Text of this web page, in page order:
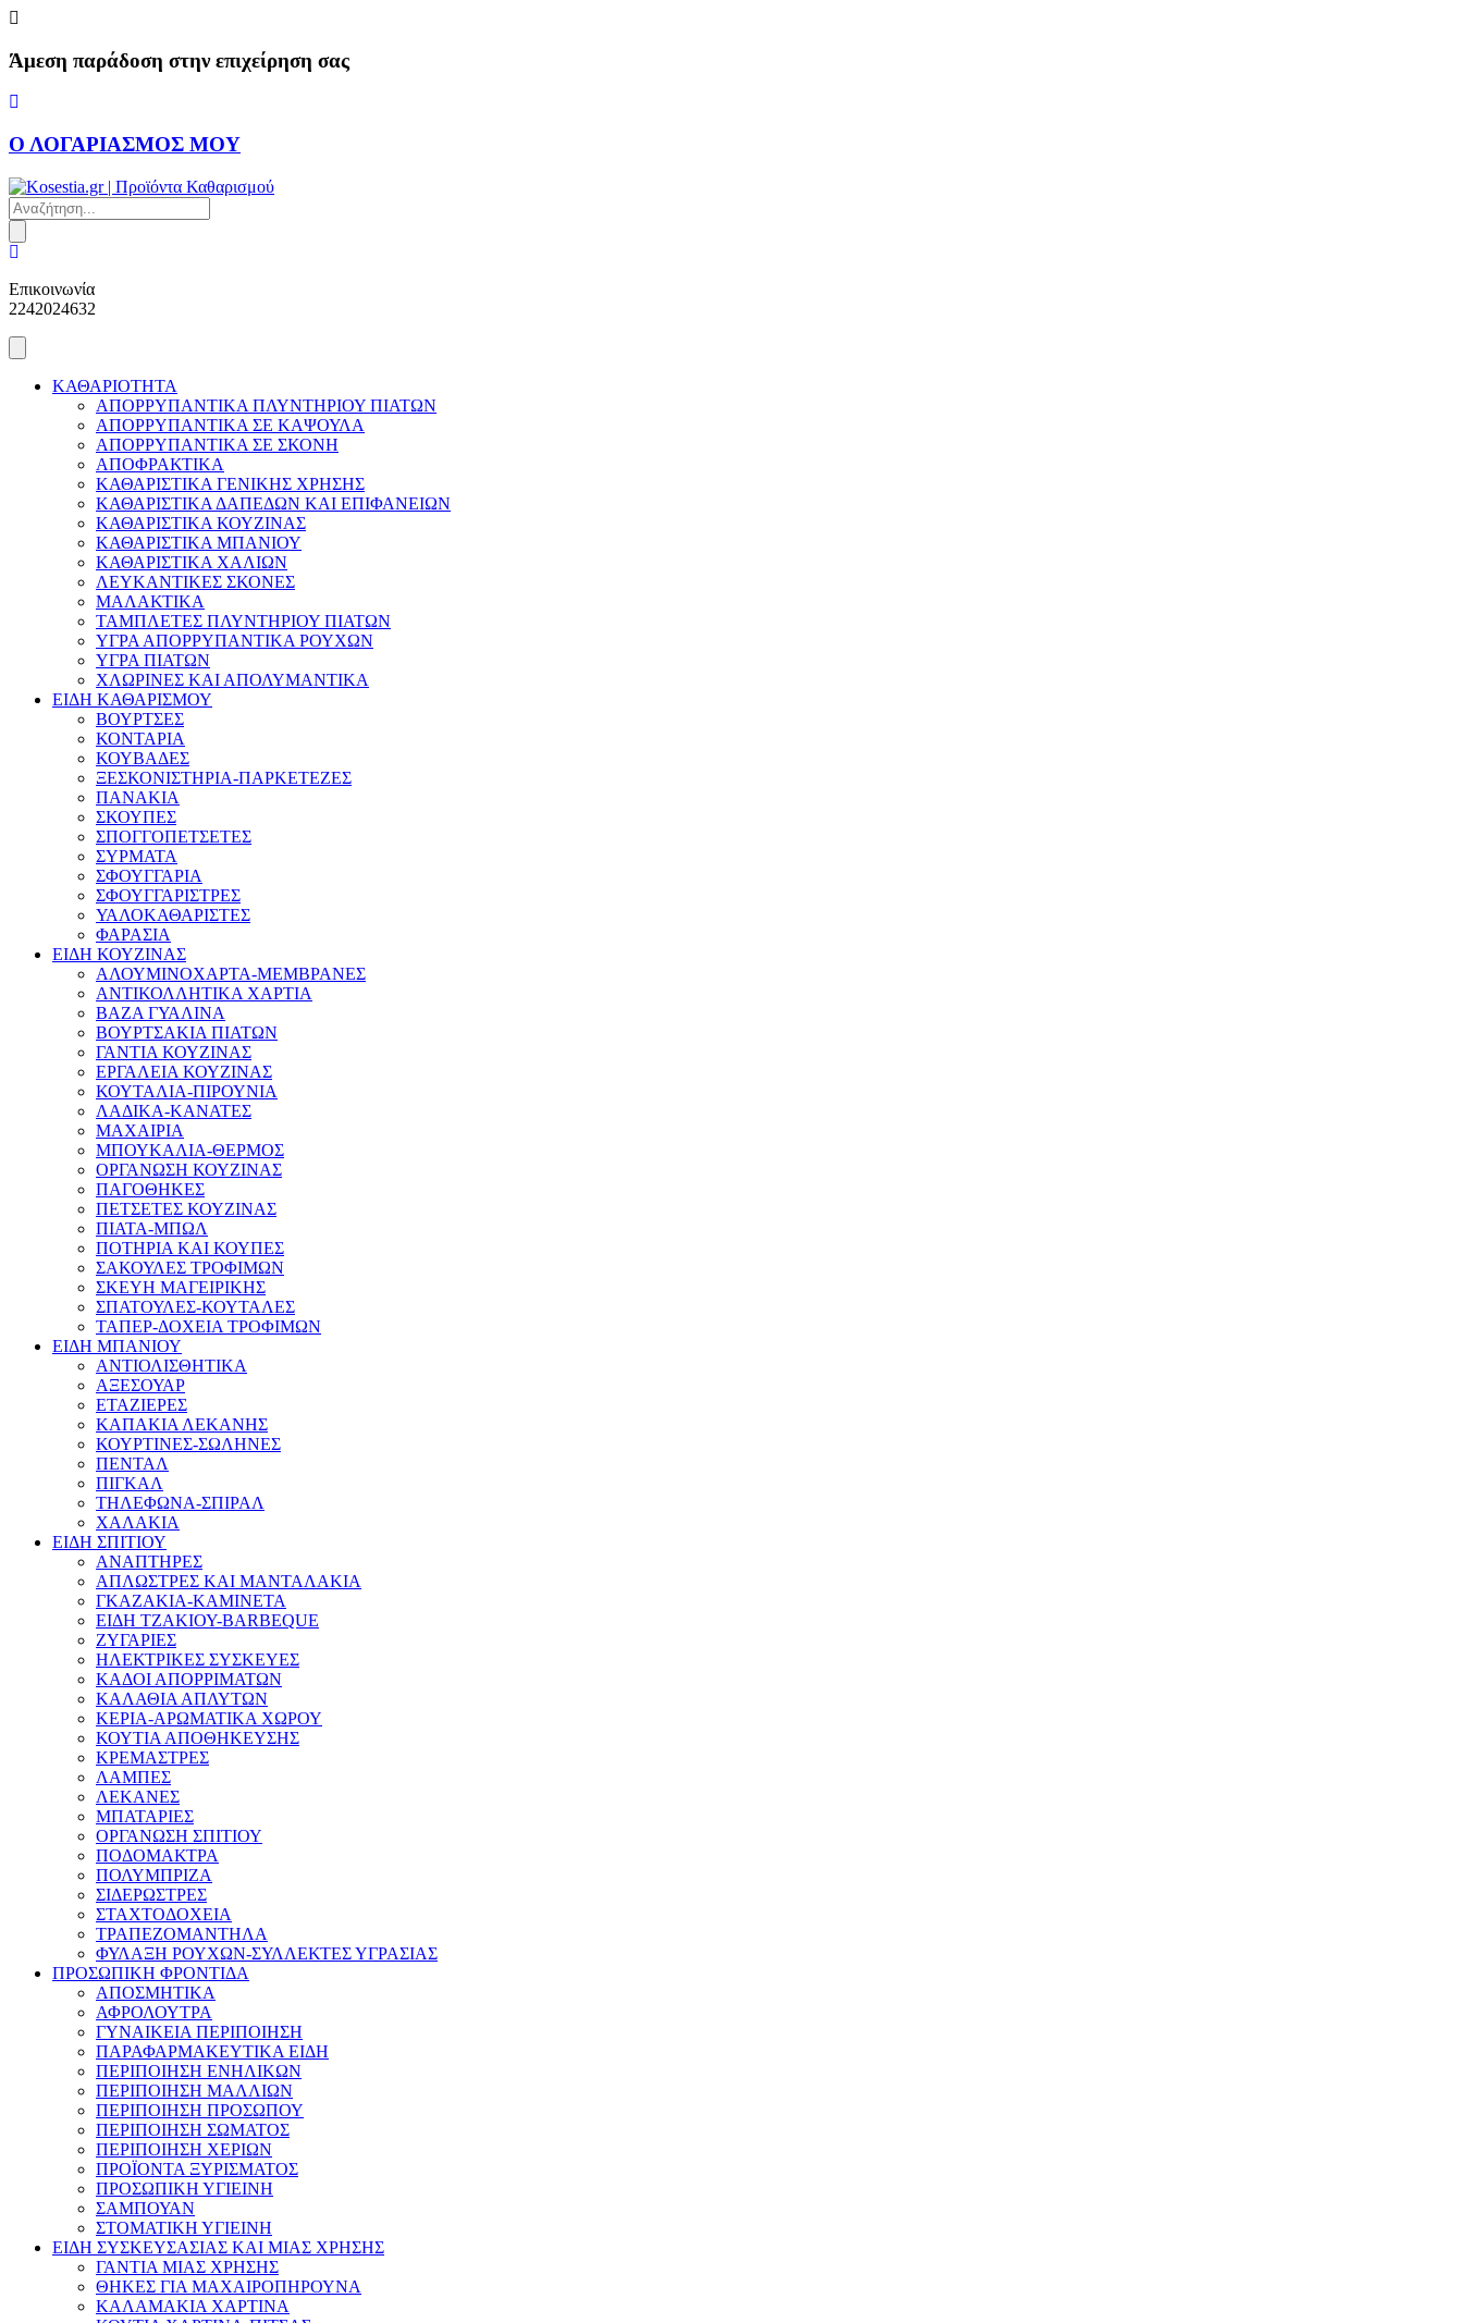
Skip
content
Άμεση παράδοση στην επιχείρηση σας
Ο ΛΟΓΑΡΙΑΣΜΟΣ ΜΟΥ
Products
search
Επικοινωνία
2242024632
ΚΑΘΑΡΙΟΤΗΤΑ
ΑΠΟΡΡΥΠΑΝΤΙΚΑ ΠΛΥΝΤΗΡΙΟΥ ΠΙΑΤΩΝ
ΑΠΟΡΡΥΠΑΝΤΙΚΑ ΣΕ ΚΑΨΟΥΛΑ
ΑΠΟΡΡΥΠΑΝΤΙΚΑ ΣΕ ΣΚΟΝΗ
ΑΠΟΦΡΑΚΤΙΚΑ
ΚΑΘΑΡΙΣΤΙΚΑ ΓΕΝΙΚΗΣ ΧΡΗΣΗΣ
ΚΑΘΑΡΙΣΤΙΚΑ ΔΑΠΕΔΩΝ ΚΑΙ ΕΠΙΦΑΝΕΙΩΝ
ΚΑΘΑΡΙΣΤΙΚΑ ΚΟΥΖΙΝΑΣ
ΚΑΘΑΡΙΣΤΙΚΑ ΜΠΑΝΙΟΥ
ΚΑΘΑΡΙΣΤΙΚΑ ΧΑΛΙΩΝ
ΛΕΥΚΑΝΤΙΚΕΣ ΣΚΟΝΕΣ
ΜΑΛΑΚΤΙΚΑ
ΤΑΜΠΛΕΤΕΣ ΠΛΥΝΤΗΡΙΟΥ ΠΙΑΤΩΝ
ΥΓΡΑ ΑΠΟΡΡΥΠΑΝΤΙΚΑ ΡΟΥΧΩΝ
ΥΓΡΑ ΠΙΑΤΩΝ
ΧΛΩΡΙΝΕΣ ΚΑΙ ΑΠΟΛΥΜΑΝΤΙΚΑ
ΕΙΔΗ ΚΑΘΑΡΙΣΜΟΥ
ΒΟΥΡΤΣΕΣ
ΚΟΝΤΑΡΙΑ
ΚΟΥΒΑΔΕΣ
ΞΕΣΚΟΝΙΣΤΗΡΙΑ-ΠΑΡΚΕΤΕΖΕΣ
ΠΑΝΑΚΙΑ
ΣΚΟΥΠΕΣ
ΣΠΟΓΓΟΠΕΤΣΕΤΕΣ
ΣΥΡΜΑΤΑ
ΣΦΟΥΓΓΑΡΙΑ
ΣΦΟΥΓΓΑΡΙΣΤΡΕΣ
ΥΑΛΟΚΑΘΑΡΙΣΤΕΣ
ΦΑΡΑΣΙΑ
ΕΙΔΗ ΚΟΥΖΙΝΑΣ
ΑΛΟΥΜΙΝΟΧΑΡΤΑ-ΜΕΜΒΡΑΝΕΣ
ΑΝΤΙΚΟΛΛΗΤΙΚΑ ΧΑΡΤΙΑ
ΒΑΖΑ ΓΥΑΛΙΝΑ
ΒΟΥΡΤΣΑΚΙΑ ΠΙΑΤΩΝ
ΓΑΝΤΙΑ ΚΟΥΖΙΝΑΣ
ΕΡΓΑΛΕΙΑ ΚΟΥΖΙΝΑΣ
ΚΟΥΤΑΛΙΑ-ΠΙΡΟΥΝΙΑ
ΛΑΔΙΚΑ-ΚΑΝΑΤΕΣ
ΜΑΧΑΙΡΙΑ
ΜΠΟΥΚΑΛΙΑ-ΘΕΡΜΟΣ
ΟΡΓΑΝΩΣΗ ΚΟΥΖΙΝΑΣ
ΠΑΓΟΘΗΚΕΣ
ΠΕΤΣΕΤΕΣ ΚΟΥΖΙΝΑΣ
ΠΙΑΤΑ-ΜΠΩΛ
ΠΟΤΗΡΙΑ ΚΑΙ ΚΟΥΠΕΣ
ΣΑΚΟΥΛΕΣ ΤΡΟΦΙΜΩΝ
ΣΚΕΥΗ ΜΑΓΕΙΡΙΚΗΣ
ΣΠΑΤΟΥΛΕΣ-ΚΟΥΤΑΛΕΣ
ΤΑΠΕΡ-ΔΟΧΕΙΑ ΤΡΟΦΙΜΩΝ
ΕΙΔΗ ΜΠΑΝΙΟΥ
ΑΝΤΙΟΛΙΣΘΗΤΙΚΑ
ΑΞΕΣΟΥΑΡ
ΕΤΑΖΙΕΡΕΣ
ΚΑΠΑΚΙΑ ΛΕΚΑΝΗΣ
ΚΟΥΡΤΙΝΕΣ-ΣΩΛΗΝΕΣ
ΠΕΝΤΑΛ
ΠΙΓΚΑΛ
ΤΗΛΕΦΩΝΑ-ΣΠΙΡΑΛ
ΧΑΛΑΚΙΑ
ΕΙΔΗ ΣΠΙΤΙΟΥ
ΑΝΑΠΤΗΡΕΣ
ΑΠΛΩΣΤΡΕΣ ΚΑΙ ΜΑΝΤΑΛΑΚΙΑ
ΓΚΑΖΑΚΙΑ-ΚΑΜΙΝΕΤΑ
ΕΙΔΗ ΤΖΑΚΙΟΥ-BARBEQUE
ΖΥΓΑΡΙΕΣ
ΗΛΕΚΤΡΙΚΕΣ ΣΥΣΚΕΥΕΣ
ΚΑΔΟΙ ΑΠΟΡΡΙΜΑΤΩΝ
ΚΑΛΑΘΙΑ ΑΠΛΥΤΩΝ
ΚΕΡΙΑ-ΑΡΩΜΑΤΙΚΑ ΧΩΡΟΥ
ΚΟΥΤΙΑ ΑΠΟΘΗΚΕΥΣΗΣ
ΚΡΕΜΑΣΤΡΕΣ
ΛΑΜΠΕΣ
ΛΕΚΑΝΕΣ
ΜΠΑΤΑΡΙΕΣ
ΟΡΓΑΝΩΣΗ ΣΠΙΤΙΟΥ
ΠΟΔΟΜΑΚΤΡΑ
ΠΟΛΥΜΠΡΙΖΑ
ΣΙΔΕΡΩΣΤΡΕΣ
ΣΤΑΧΤΟΔΟΧΕΙΑ
ΤΡΑΠΕΖΟΜΑΝΤΗΛΑ
ΦΥΛΑΞΗ ΡΟΥΧΩΝ-ΣΥΛΛΕΚΤΕΣ ΥΓΡΑΣΙΑΣ
ΠΡΟΣΩΠΙΚΗ ΦΡΟΝΤΙΔΑ
ΑΠΟΣΜΗΤΙΚΑ
ΑΦΡΟΛΟΥΤΡΑ
ΓΥΝΑΙΚΕΙΑ ΠΕΡΙΠΟΙΗΣΗ
ΠΑΡΑΦΑΡΜΑΚΕΥΤΙΚΑ ΕΙΔΗ
ΠΕΡΙΠΟΙΗΣΗ ΕΝΗΛΙΚΩΝ
ΠΕΡΙΠΟΙΗΣΗ ΜΑΛΛΙΩΝ
ΠΕΡΙΠΟΙΗΣΗ ΠΡΟΣΩΠΟΥ
ΠΕΡΙΠΟΙΗΣΗ ΣΩΜΑΤΟΣ
ΠΕΡΙΠΟΙΗΣΗ ΧΕΡΙΩΝ
ΠΡΟΪΟΝΤΑ ΞΥΡΙΣΜΑΤΟΣ
ΠΡΟΣΩΠΙΚΗ ΥΓΙΕΙΝΗ
ΣΑΜΠΟΥΑΝ
ΣΤΟΜΑΤΙΚΗ ΥΓΙΕΙΝΗ
ΕΙΔΗ ΣΥΣΚΕΥΣΑΣΙΑΣ ΚΑΙ ΜΙΑΣ ΧΡΗΣΗΣ
ΓΑΝΤΙΑ ΜΙΑΣ ΧΡΗΣΗΣ
ΘΗΚΕΣ ΓΙΑ ΜΑΧΑΙΡΟΠΗΡΟΥΝΑ
ΚΑΛΑΜΑΚΙΑ ΧΑΡΤΙΝΑ